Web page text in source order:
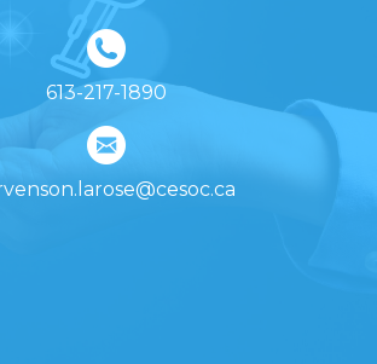
613-217-1890